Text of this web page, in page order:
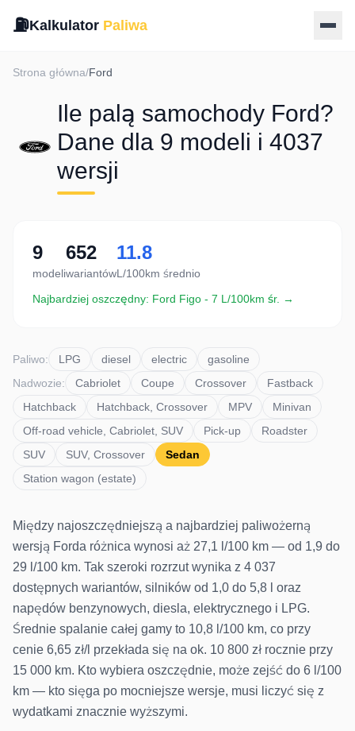
⛽Kalkulator Paliwa
Strona główna/Ford
Ile palą samochody Ford?
Dane dla 9 modeli i 4037
wersji
9
modeli
652
wariantów
11.8
L/100km średnio
Najbardziej oszczędny: Ford Figo - 7 L/100km śr. →
Paliwo: LPG diesel electric
gasoline
Nadwozie: Cabriolet Coupe Crossover
Fastback
Hatchback
Hatchback, Crossover MPV
Minivan
Off-road vehicle, Cabriolet, SUV
Pick-up
Roadster
SUV
SUV, Crossover
Sedan
Station wagon (estate)
Między najoszczędniejszą a najbardziej paliwożerną
wersją Forda różnica wynosi aż 27,1 l/100 km — od 1,9 do
29 l/100 km. Tak szeroki rozrzut wynika z 4 037
dostępnych wariantów, silników od 1,0 do 5,8 l oraz
napędów benzynowych, diesla, elektrycznego i LPG.
Średnie spalanie całej gamy to 10,8 l/100 km, co przy
cenie 6,65 zł/l przekłada się na ok. 10 800 zł rocznie przy
15 000 km. Kto wybiera oszczędnie, może zejść do 6 l/100
km — kto sięga po mocniejsze wersje, musi liczyć się z
wydatkami znacznie wyższymi.